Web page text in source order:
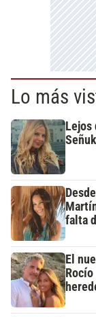
Lo más
Lejos
falta
El